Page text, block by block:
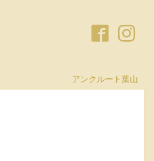
アンクルート葉山